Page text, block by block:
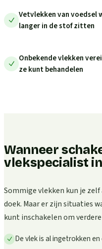
Vetvlekken van voedsel
langer in de stof zitten
Onbekende vlekken
ze kunt behandelen
Wanneer
vlekspecialist
Sommige vlekken kun je
doek. Maar er zijn situaties
kunt inschakelen om
De vlek is al ingetrokken